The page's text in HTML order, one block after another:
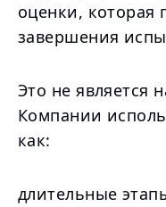
оценки, которая
завершения
Это не является
Компании
как:
длительные